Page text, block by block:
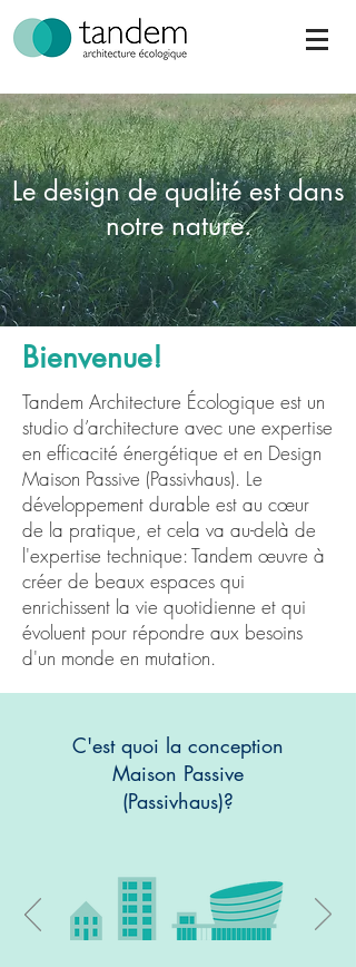
Le design de qualité est dans
notre nature.
Bienvenue!
Tandem Architecture Écologique est un
studio d’architecture avec une expertise
en efficacité énergétique et en Design
Maison Passive (Passivhaus). Le
développement durable est au cœur
de la pratique, et cela va au-delà de
l'expertise technique: Tandem œuvre à
créer de beaux espaces qui
enrichissent la vie quotidienne et qui
évoluent pour répondre aux besoins
d'un monde en mutation.
C'est quoi la conception
Maison Passive
(Passivhaus)?